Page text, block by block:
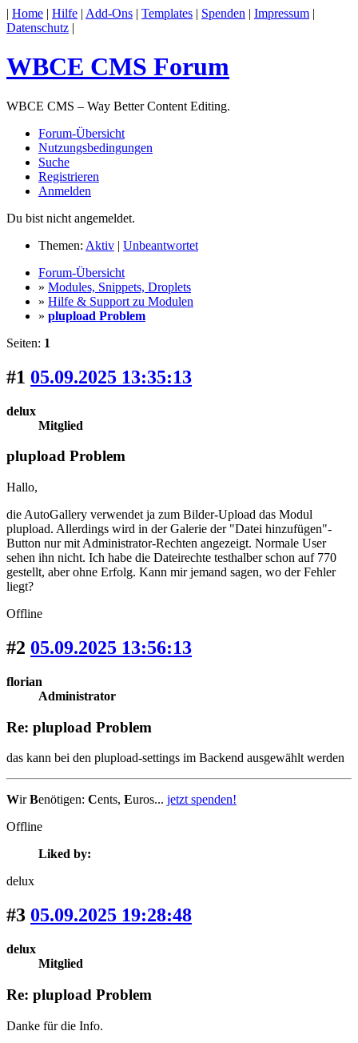
| Home | Hilfe | Add-Ons | Templates | Spenden | Impressum |
Datenschutz |
WBCE CMS Forum
WBCE CMS – Way Better Content Editing.
Forum-Übersicht
Nutzungsbedingungen
Suche
Registrieren
Anmelden
Du bist nicht angemeldet.
Themen: Aktiv | Unbeantwortet
Forum-Übersicht
» Modules, Snippets, Droplets
» Hilfe & Support zu Modulen
» plupload Problem
Seiten: 1
#1 05.09.2025 13:35:13
delux
Mitglied
plupload Problem
Hallo,
die AutoGallery verwendet ja zum Bilder-Upload das Modul
plupload. Allerdings wird in der Galerie der "Datei hinzufügen"-
Button nur mit Administrator-Rechten angezeigt. Normale User
sehen ihn nicht. Ich habe die Dateirechte testhalber schon auf 770
gestellt, aber ohne Erfolg. Kann mir jemand sagen, wo der Fehler
liegt?
Offline
#2 05.09.2025 13:56:13
florian
Administrator
Re: plupload Problem
das kann bei den plupload-settings im Backend ausgewählt werden
WirBenötigen: Cents, Euros... jetzt spenden!
Offline
Liked by:
delux
#3 05.09.2025 19:28:48
delux
Mitglied
Re: plupload Problem
Danke für die Info.